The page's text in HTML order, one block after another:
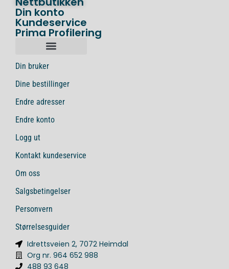
Din konto
Kundeservice
Prima Profilering
Din bruker
Dine bestillinger
Endre adresser
Endre konto
Logg ut
Kontakt kundeservice
Om oss
Salgsbetingelser
Personvern
Størrelsesguider
Idrettsveien 2, 7072 Heimdal
Org nr. 964 652 988
488 93 648